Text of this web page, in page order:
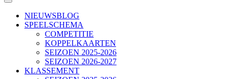
Open
NIEUWSBLOG
SPEELSCHEMA
COMPETITIE
KOPPELKAARTEN
SEIZOEN 2025-2026
SEIZOEN 2026-2027
KLASSEMENT